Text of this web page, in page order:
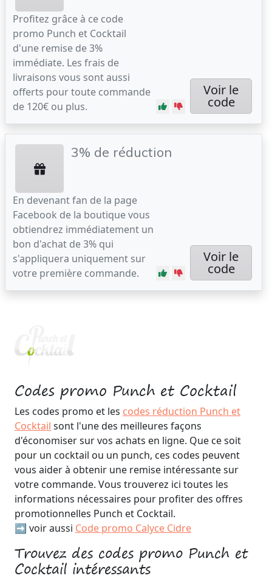
Codes promo Punch et Cocktail
Les codes promo et les codes réduction Punch et
Cocktail sont l'une des meilleures façons
d'économiser sur vos achats en ligne. Que ce soit
pour un cocktail ou un punch, ces codes peuvent
vous aider à obtenir une remise intéressante sur
votre commande. Vous trouverez ici toutes les
informations nécessaires pour profiter des offres
promotionnelles Punch et Cocktail.
➡️ voir aussi Code promo Calyce Cidre
Trouvez des codes promo Punch et
Cocktail intéressants
Profitez grâce à ce code
promo Punch et Cocktail
d'une remise de 3%
immédiate. Les frais de
livraisons vous sont aussi
offerts pour toute commande
de 120€ ou plus.
Voir le
code
3% de réduction
En devenant fan de la page
Facebook de la boutique vous
obtiendrez immédiatement un
bon d'achat de 3% qui
s'appliquera uniquement sur
votre première commande.
Voir le
code